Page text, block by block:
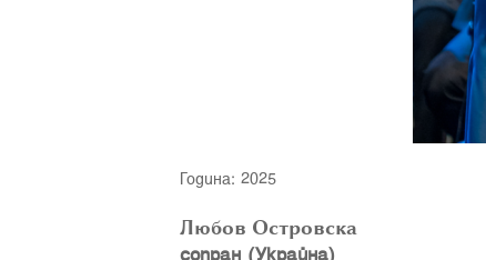
Година: 2025
Любов Островска
сопран (Украйна)